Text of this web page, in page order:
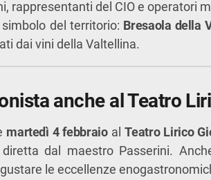
rappresentanti del CIO e operatori
del territorio: Bresaola della
dai vini della Valtellina.
anche al Teatro
martedì 4 febbraioalTeatro Lirico
dal maestro Passerini.
le eccellenze